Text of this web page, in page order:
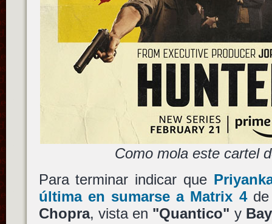
Como mola este cartel
Para terminar indicar que
última en sumarse a Matrix 4
Chopra, vista en "Quantico" y